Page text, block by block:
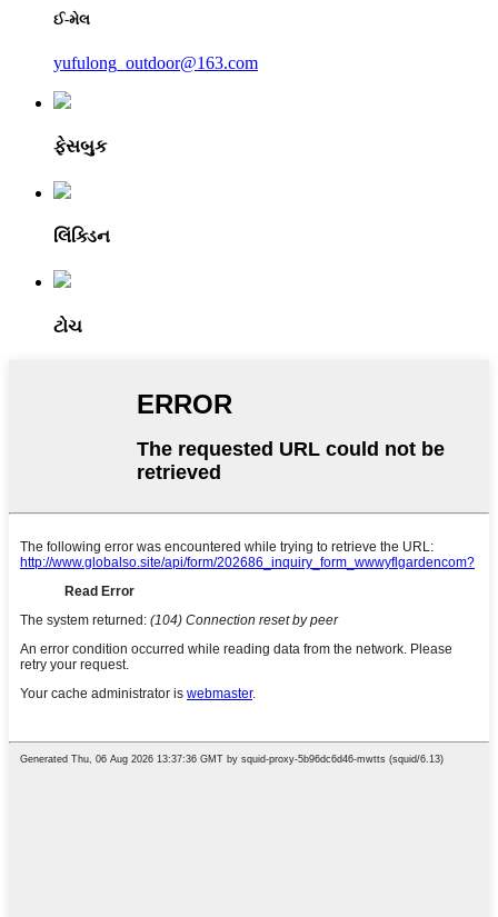
ઈ-મેલ
yufulong_outdoor@163.com
ફેસબુક
લિંક્ડિન
ટોચ